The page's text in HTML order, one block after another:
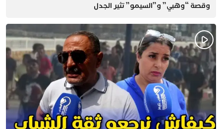
وقصة “وهبي” و”السيمو” تثير الجدل